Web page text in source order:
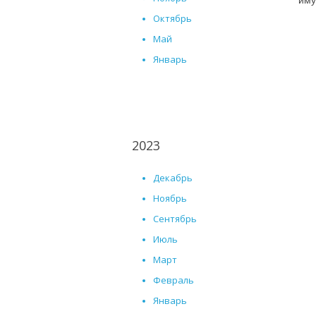
Октябрь
Май
Январь
2023
Декабрь
Ноябрь
Сентябрь
Июль
Март
Февраль
Январь